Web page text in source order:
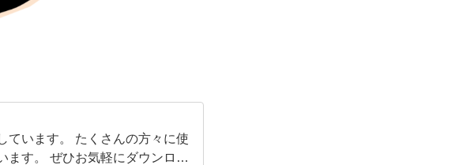
ています。 たくさんの方々に使
ます。 ぜひお気軽にダウンロー